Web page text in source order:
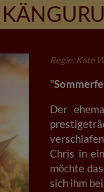
Regie: Kate
Der
Chris in
möchte
sich ihm